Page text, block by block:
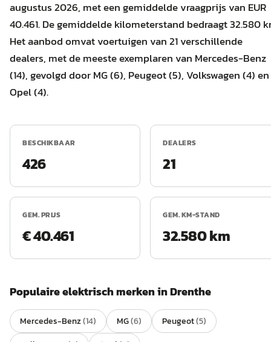
augustus 2026, met een gemiddelde vraagprijs van EUR
40.461. De gemiddelde kilometerstand bedraagt 32.580
Het aanbod omvat voertuigen van 21 verschillende
dealers, met de meeste exemplaren van Mercedes-Benz
(14), gevolgd door MG (6), Peugeot (5), Volkswagen (4) en
Opel (4).
BESCHIKBAAR
426
DEALERS
21
GEM. PRIJS
€ 40.461
GEM. KM-STAND
32.580 km
Populaireelektrischmerken inDrenthe
Mercedes-Benz(14) MG(6) Peugeot(5)